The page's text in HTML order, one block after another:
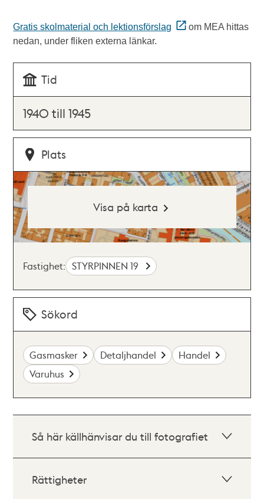
Gratis skolmaterial och lektionsförslag
om MEA hittas
nedan, under fliken externa länkar.
Tid
1940 till 1945
Plats
Visa på karta
Fastighet: STYRPINNEN 19
Sökord
Gasmasker Detaljhandel
Handel
Varuhus
Så här källhänvisar du till fotografiet
Rättigheter